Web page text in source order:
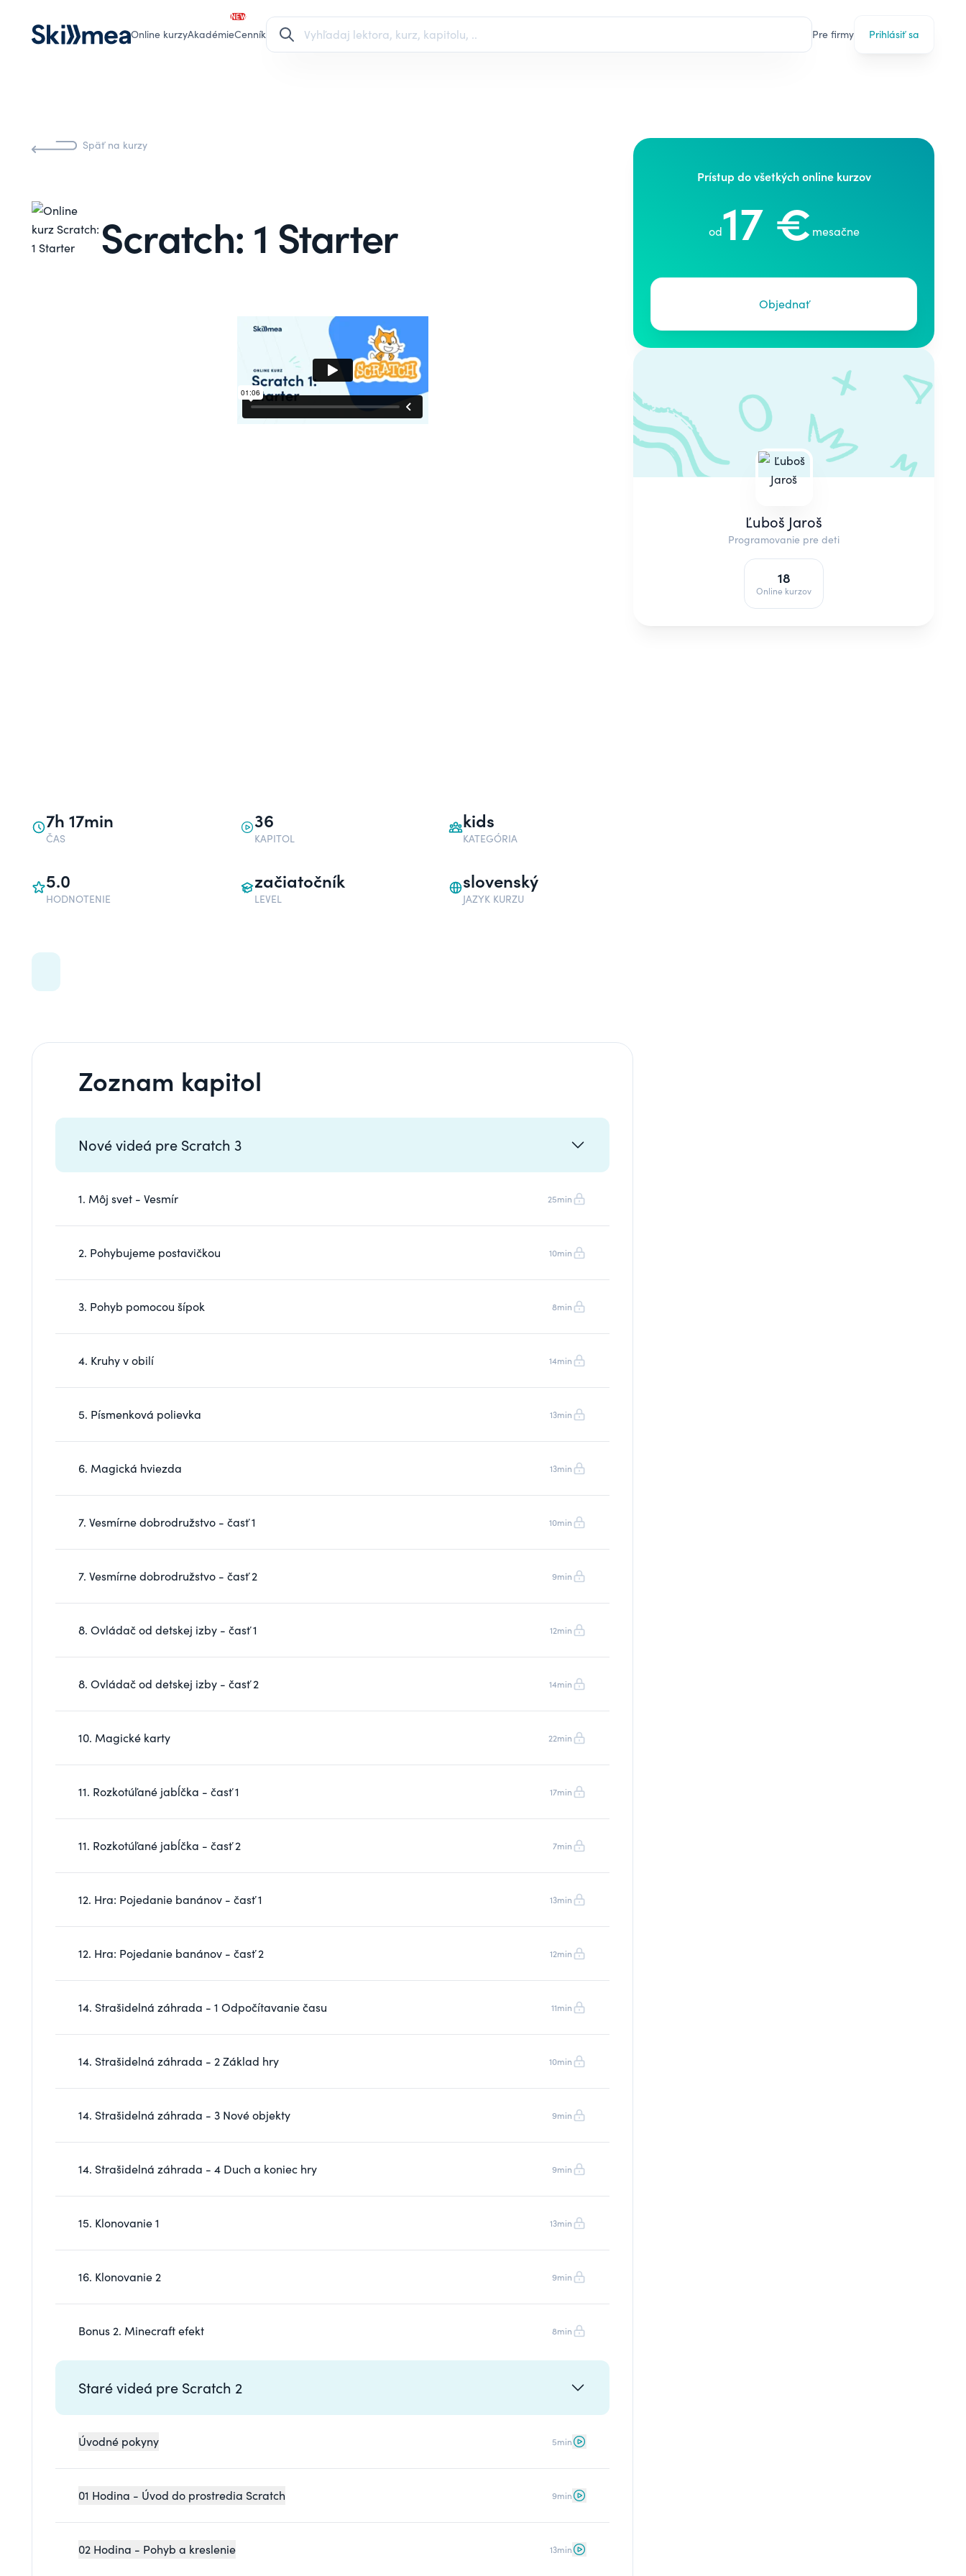
Online kurzyAkadémie
NEW
Cenník Pre firmy Prihlásiť sa
Späť na kurzy
Scratch: 1 Starter
7h 17min
ČAS
36
KAPITOL
kids
KATEGÓRIA
5.0
HODNOTENIE
začiatočník
LEVEL
slovenský
JAZYK KURZU
Zoznam kapitol
Nové videá pre Scratch 3
1. Môj svet - Vesmír 25min
2. Pohybujeme postavičkou 10min
3. Pohyb pomocou šípok 8min
4. Kruhy v obilí 14min
5. Písmenková polievka 13min
6. Magická hviezda 13min
7. Vesmírne dobrodružstvo - časť 1 10min
7. Vesmírne dobrodružstvo - časť 2 9min
8. Ovládač od detskej izby - časť 1 12min
8. Ovládač od detskej izby - časť 2 14min
10. Magické karty 22min
11. Rozkotúľané jabĺčka - časť 1 17min
11. Rozkotúľané jabĺčka - časť 2 7min
12. Hra: Pojedanie banánov - časť 1 13min
12. Hra: Pojedanie banánov - časť 2 12min
14. Strašidelná záhrada - 1 Odpočítavanie času 11min
14. Strašidelná záhrada - 2 Základ hry 10min
14. Strašidelná záhrada - 3 Nové objekty 9min
14. Strašidelná záhrada - 4 Duch a koniec hry 9min
15. Klonovanie 1 13min
16. Klonovanie 2 9min
Bonus 2. Minecraft efekt 8min
Staré videá pre Scratch 2
Úvodné pokyny 5min
01 Hodina - Úvod do prostredia Scratch 9min
02 Hodina - Pohyb a kreslenie 13min
Prístup do všetkých online kurzov
od17 € mesačne
Objednať
Ľuboš Jaroš
Programovanie pre deti
18
Online kurzov